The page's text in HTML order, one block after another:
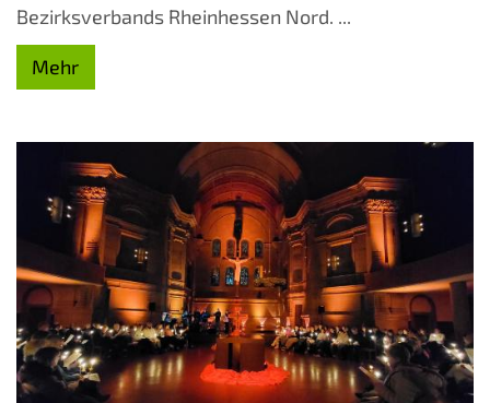
Bezirksverbands Rheinhessen Nord. ...
Mehr